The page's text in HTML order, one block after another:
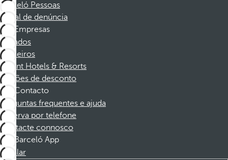
Barceló Pessoas
Canal de denúncia
Empresas
Afiliados
Parceiros
Dorint Hotels & Resorts
Cupões de desconto
Contacto
Perguntas frequentes e ajuda
Reserva por telefone
Contacte connosco
Barceló App
Instalar